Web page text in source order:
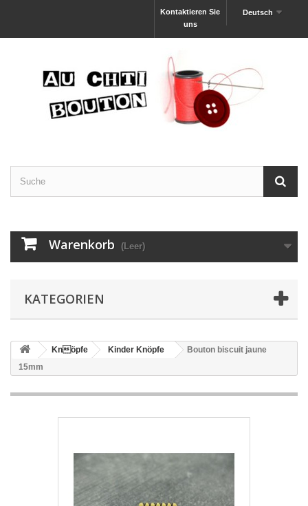
Deutsch
Kontaktieren Sie
uns
Warenkorb (Leer)
KATEGORIEN
Knöpfe Kinder Knöpfe
Bouton biscuit jaune
15mm